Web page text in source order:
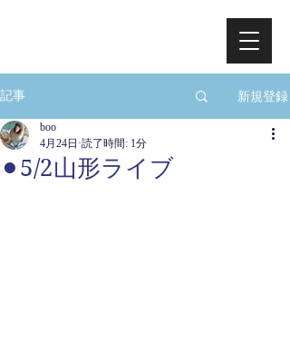
記事 新規登録
⚫︎5/2山形ライブ
boo
4月24日 読了時間: 1分